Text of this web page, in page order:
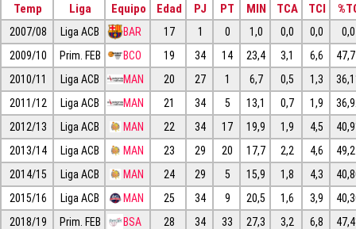
Temp Liga Equipo Edad PJ PT MIN TCA TCI
2007/08 Liga ACB BAR 17 1 0 1,0 0,0 0,0
0,0
2009/10
Prim. FEB BCO 19 34 14 23,4 3,1 6,6
2010/11
Liga ACB MAN 20 27 1 6,7 0,5 1,3
2011/12
Liga ACB MAN 21 34 5 13,1 0,7 1,9
2012/13
Liga ACB MAN 22 34 17 19,9 1,9 4,5
2013/14
Liga ACB MAN 23 29 20 17,7 2,2 4,6
2014/15
Liga ACB MAN 24 29 5 15,9 1,8 4,3
2015/16
Liga ACB MAN 25 34 9 20,5 1,6 3,9
2018/19
Prim. FEB BSA 28 34 33 27,3 3,2 6,8